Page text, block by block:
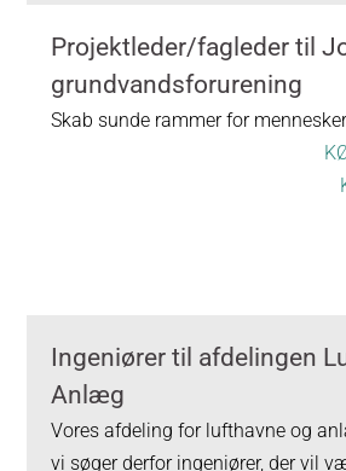
Projektleder/fagleder til
grundvandsforurening
Skab sunde rammer for
Ingeniører til afdelingen
Anlæg
Vores afdeling for lufthavne og
vi søger derfor ingeniører, der vil